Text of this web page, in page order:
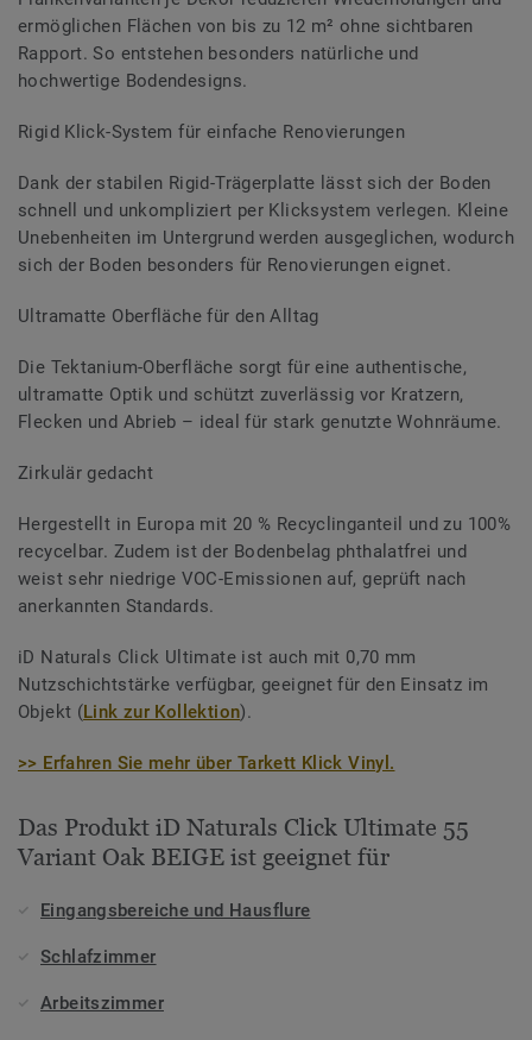
ermöglichen Flächen von bis zu 12 m² ohne sichtbaren
Rapport. So entstehen besonders natürliche und
hochwertige Bodendesigns.
Rigid Klick-System für einfache Renovierungen
Dank der stabilen Rigid-Trägerplatte lässt sich der Boden
schnell und unkompliziert per Klicksystem verlegen. Kleine
Unebenheiten im Untergrund werden ausgeglichen, wodurch
sich der Boden besonders für Renovierungen eignet.
Ultramatte Oberfläche für den Alltag
Die Tektanium-Oberfläche sorgt für eine authentische,
ultramatte Optik und schützt zuverlässig vor Kratzern,
Flecken und Abrieb – ideal für stark genutzte Wohnräume.
Zirkulär gedacht
Hergestellt in Europa mit 20 % Recyclinganteil und zu 100%
recycelbar. Zudem ist der Bodenbelag phthalatfrei und
weist sehr niedrige VOC-Emissionen auf, geprüft nach
anerkannten Standards.
iD Naturals Click Ultimate ist auch mit 0,70 mm
Nutzschichtstärke verfügbar, geeignet für den Einsatz im
Objekt (Link zur Kollektion).
>> Erfahren Sie mehr über Tarkett Klick Vinyl.
Das Produkt iD Naturals Click Ultimate 55
Variant Oak BEIGE ist geeignet für
Eingangsbereiche und Hausflure
Schlafzimmer
Arbeitszimmer